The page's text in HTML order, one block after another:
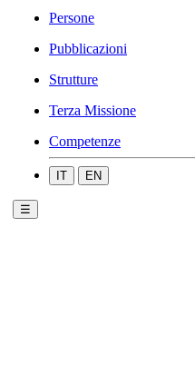
Persone
Pubblicazioni
Strutture
Terza Missione
Competenze
IT EN
☰